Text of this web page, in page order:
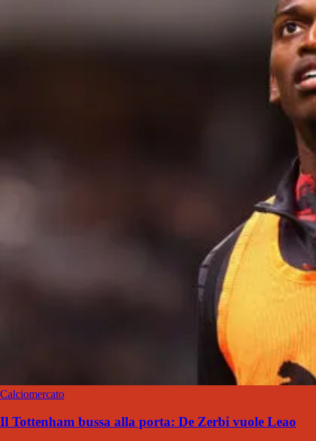
Calciomercato
Il Tottenham bussa alla porta: De Zerbi vuole Leao